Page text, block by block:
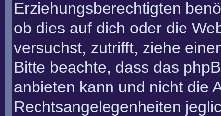
Erziehungsberechtigten
ob dies auf dich oder die
versuchst, zutrifft, ziehe
Bitte beachte, dass das
anbieten kann und nicht die
Rechtsangelegenheiten